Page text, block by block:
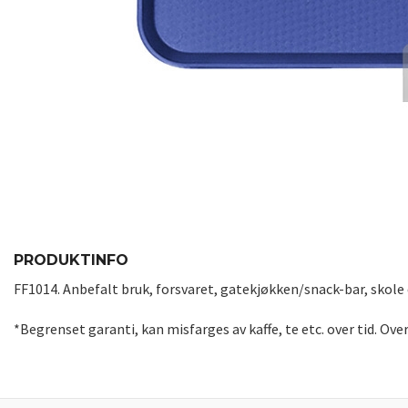
PRODUKTINFO
FF1014. Anbefalt bruk, forsvaret, gatekjøkken/snack-bar,
*Begrenset garanti, kan misfarges av kaffe, te etc. over tid.